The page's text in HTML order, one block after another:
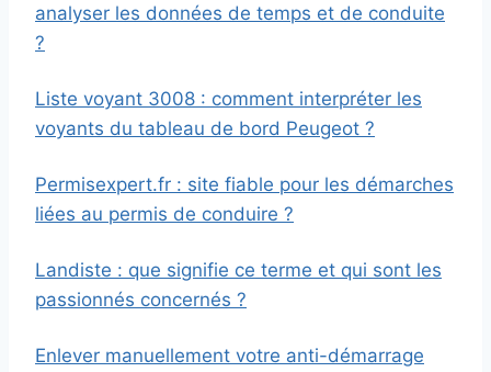
analyser les données de temps et de conduite
?
Liste voyant 3008 : comment interpréter les
voyants du tableau de bord Peugeot ?
Permisexpert.fr : site fiable pour les démarches
liées au permis de conduire ?
Landiste : que signifie ce terme et qui sont les
passionnés concernés ?
Enlever manuellement votre anti-démarrage